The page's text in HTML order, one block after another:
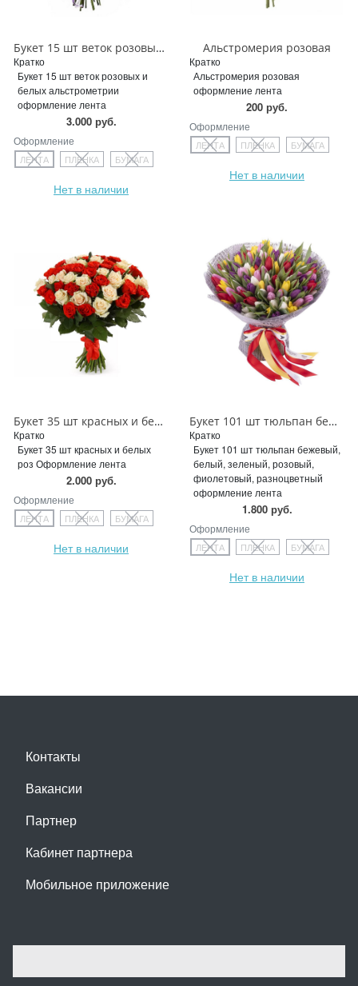
Букет 15 шт веток розовых и белых альстрометрии
Кратко
Букет 15 шт веток розовых и
белых альстрометрии
оформление лента
3.000 руб.
Оформление
ЛЕНТА ПЛЕНКА БУМАГА
Нет в наличии
Альстромерия розовая
Кратко
Альстромерия розовая
оформление лента
200 руб.
Оформление
ЛЕНТА ПЛЕНКА БУМАГА
Нет в наличии
Букет 35 шт красных и белых роз
Кратко
Букет 35 шт красных и белых
роз Оформление лента
2.000 руб.
Оформление
ЛЕНТА ПЛЕНКА БУМАГА
Нет в наличии
Букет 101 шт тюльпан бежевый, белый, зеленый, розовый, фиолетовый, разноцветный
Кратко
Букет 101 шт тюльпан бежевый,
белый, зеленый, розовый,
фиолетовый, разноцветный
оформление лента
1.800 руб.
Оформление
ЛЕНТА ПЛЕНКА БУМАГА
Нет в наличии
Контакты
Вакансии
Партнер
Кабинет партнера
Мобильное приложение